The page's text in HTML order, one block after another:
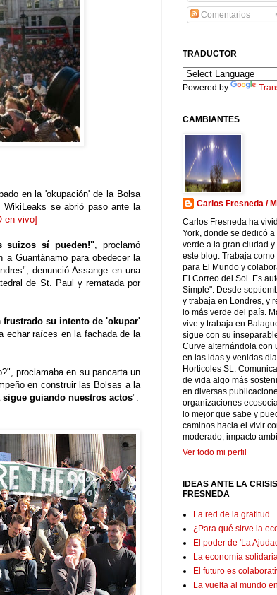
en la 'okupación' de la Bolsa
WikiLeaks se abrió paso ante la
en vivo]
suizos sí pueden!" , proclamó
Guantánamo para obedecer la
denunció Assange en una
de St. Paul y rematada por
frustrado su intento de 'okupar'
echar raíces en la fachada de la
proclamaba en su pancarta un
en construir las Bolsas a la
sigue guiando nuestros actos".
Comentarios
TRADUCTOR
Powered by
CAMBIANTES
Carlos Fresneda /
Carlos Fresneda ha
York, donde se dedicó
verde a la gran ciudad y
este blog. Trabaja como
para El Mundo y
El Correo del Sol. Es
Simple". Desde
y trabaja en Londres, y
lo más verde del país.
vive y trabaja en
sigue con su
Curve alternándola con
en las idas y venidas
Horticoles SL.
de vida algo más
en diversas
organizaciones
lo mejor que sabe y
caminos hacia el vivir
moderado, impacto
Ver todo mi perfil
IDEAS ANTE LA
FRESNEDA
La red de la gratitud
¿Para qué sirve la
El poder de 'La
La economía
El futuro es
La vuelta al mundo